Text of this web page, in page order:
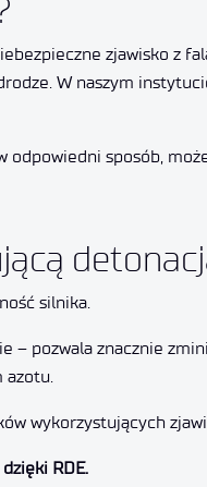
zjawisko z
W naszym
sposób,
silnika.
– pozwala znacznie
azotu.
wykorzystujących
RDE.